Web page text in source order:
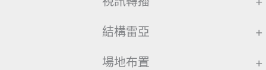
結構雷亞 +
場地布置 +